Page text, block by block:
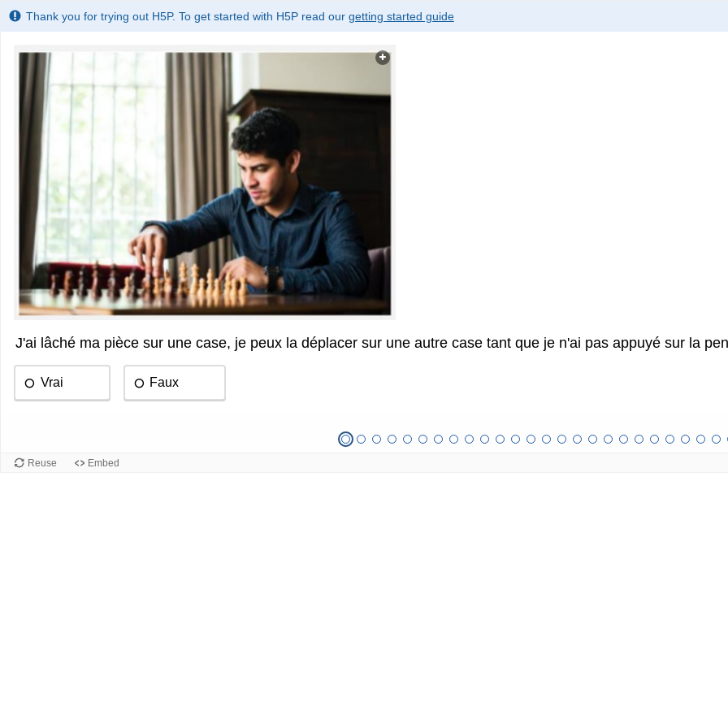
Thank you for trying out H5P. To get started with H5P read our getting started guide
J'ai lâché ma pièce sur une case, je peux la déplacer sur une autre case tant que je n'ai pas appuyé sur la
Vrai Faux
Reuse Embed